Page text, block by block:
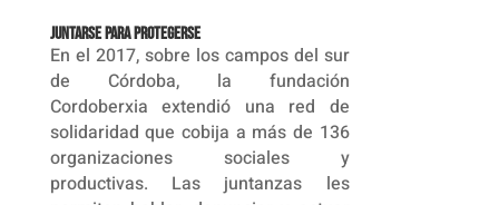
Juntarse para protegerse
En el 2017, sobre los campos del sur
de Córdoba, la fundación
Cordoberxia extendió una red de
solidaridad que cobija a más de 136
organizaciones sociales y
productivas. Las juntanzas les